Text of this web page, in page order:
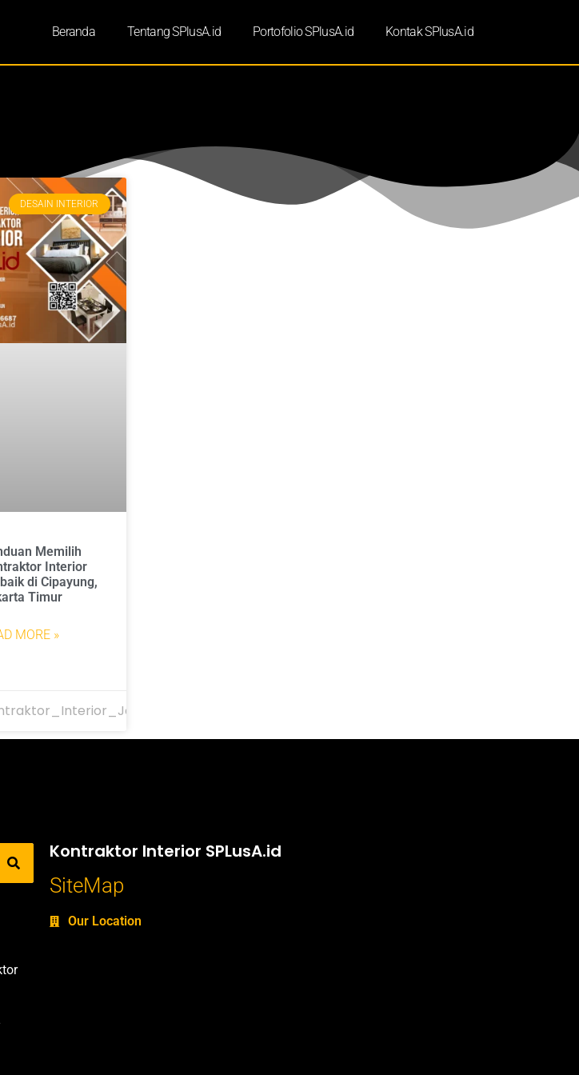
Beranda Tentang SPlusA.id Portofolio SPlusA.id Kontak SPlusA.id
DESAIN INTERIOR
Memilih
Interior
di Cipayung,
Timur
MORE »
Kontraktor Interior SPLusA.id
SiteMap
Our Location